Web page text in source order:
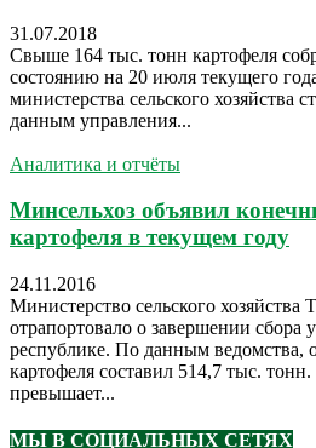
31.07.2018
Свыше 164 тыс. тонн картофеля
состоянию на 20 июля текущего
министерства сельского хозяйства
данным управления...
Аналитика и отчёты
Минсельхоз объявил
картофеля в текущем году
24.11.2016
Министерство сельского хозяйства
отрапортовало о завершении сбора
республике. По данным ведомства,
картофеля составил 514,7 тыс. тонн.
превышает...
МЫ В СОЦИАЛЬНЫХ СЕТЯХ